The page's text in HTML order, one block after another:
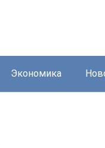
Экономика